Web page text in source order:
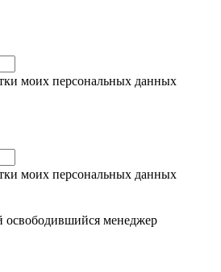
моих персональных данных
моих персональных данных
освободившийся менеджер